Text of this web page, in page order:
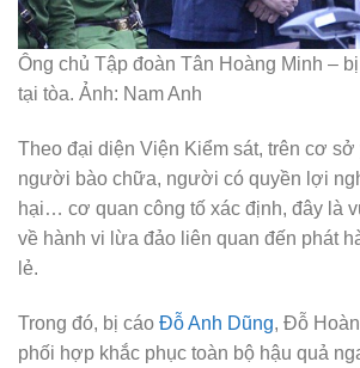
Ông chủ Tập đoàn Tân Hoàng Minh –
tại tòa. Ảnh: Nam Anh
Theo đại diện Viện Kiểm sát, trên cơ sở
người bào chữa, người có quyền lợi
hại… cơ quan công tố xác định, đây là
về hành vi lừa đảo liên quan đến phát
lẻ.
Trong đó, bị cáo Đỗ Anh Dũng, Đỗ
phối hợp khắc phục toàn bộ hậu quả